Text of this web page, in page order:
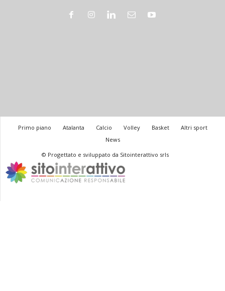
Primo piano Atalanta Calcio Volley Basket
Altri sport
News
© Progettato e sviluppato da Sitointerattivo srls